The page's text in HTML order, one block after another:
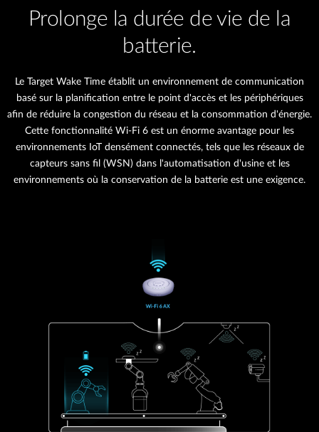
Prolonge la durée de vie de la
batterie.
Le Target Wake Time établit un environnement de communication
basé sur la planification entre le point d'accès et les périphériques
afin de réduire la congestion du réseau et la consommation d'énergie.
Cette fonctionnalité Wi-Fi 6 est un énorme avantage pour les
environnements IoT densément connectés, tels que les réseaux de
capteurs sans fil (WSN) dans l'automatisation d'usine et les
environnements où la conservation de la batterie est une exigence.